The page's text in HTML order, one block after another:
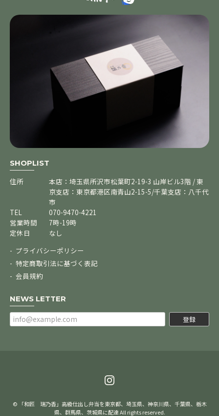
SHOPLIST
住所
本店：埼玉県所沢市松葉町2-19-3 山岸ビル3階 / 東
京支店：東京都港区南青山2-15-5/千葉支店：八千代
市
TEL
070-9470-4221
営業時間
7時-19時
定休日
なし
プライバシーポリシー
特定商取引法に基づく表記
会員規約
NEWS LETTER
登録
© 「和匠 瑞乃香」高級仕出し弁当を東京都、埼玉県、神奈川県、千葉県、栃木
県、群馬県、茨城県に配達 All rights reserved.